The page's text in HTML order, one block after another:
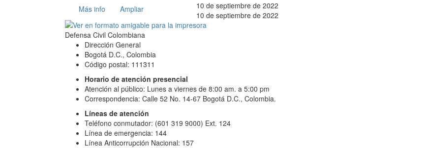
Más info Ampliar
10 de septiembre de 2022
10 de septiembre de 2022
Defensa Civil Colombiana
Dirección General
Bogotá D.C., Colombia
Código postal: 111311
Horario de atención presencial
Atención al público: Lunes a viernes de 8:00 am. a 5:00 pm
Correspondencia: Calle 52 No. 14-67 Bogotá D.C., Colombia.
Líneas de atención
Teléfono conmutador: (601 319 9000) Ext. 124
Línea de emergencia: 144
Línea Anticorrupción Nacional: 157